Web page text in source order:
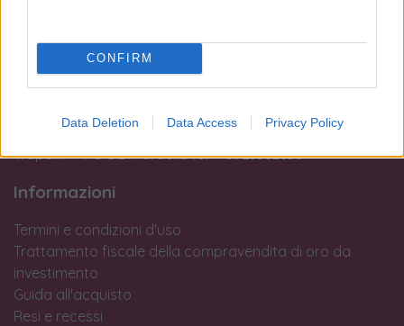
CONFIRM
Data Deletion Data Access Privacy Policy
Si avvisa la clientela che dopo le 19:00 non si potranno eseguire
interventi in laboratorio o operazioni di perizia e stima.
Palermo - Via R. Settimo 56 - 091581863
Trapani - Via G.B. Fardella 107 - 0923362658
Informazioni
Termini e condizioni d'uso
Trattamento fiscale della compravendita di oro da
investimento
Guida all'acquisto
Resi e recessi